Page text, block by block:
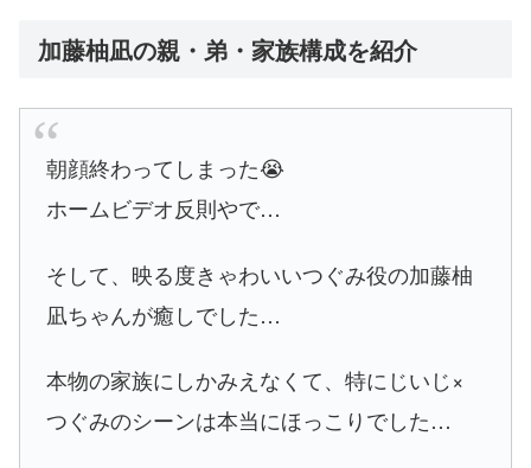
加藤柚凪の親・弟・家族構成を紹介
朝顔終わってしまった😭
ホームビデオ反則やで…
そして、映る度きゃわいいつぐみ役の加藤柚
凪ちゃんが癒しでした…
本物の家族にしかみえなくて、特にじいじ×
つぐみのシーンは本当にほっこりでした…